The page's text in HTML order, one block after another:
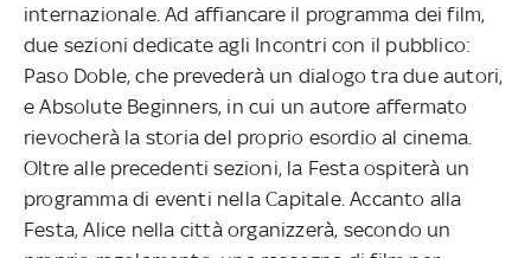
internazionale. Ad affiancare il programma dei film,
due sezioni dedicate agli Incontri con il pubblico:
Paso Doble, che prevederà un dialogo tra due autori,
e Absolute Beginners, in cui un autore affermato
rievocherà la storia del proprio esordio al cinema.
Oltre alle precedenti sezioni, la Festa ospiterà un
programma di eventi nella Capitale. Accanto alla
Festa, Alice nella città organizzerà, secondo un